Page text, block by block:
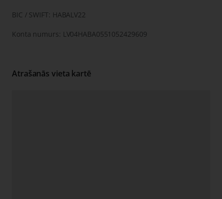
BIC / SWIFT: HABALV22
Konta numurs: LV04HABA0551052429609
Atrašanās vieta kartē